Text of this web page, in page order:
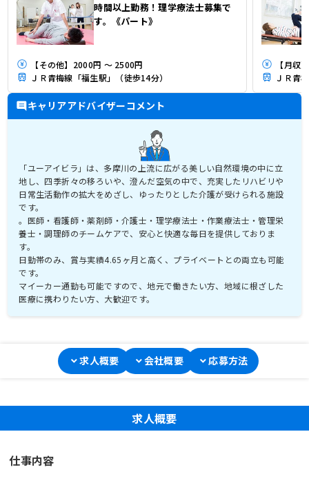
時間以上勤務！理学療法士募集で
す。《パート》
【その他】2000円 ～ 2500円
ＪＲ青梅線「福生駅」（徒歩14分）
【月収
ＪＲ青
キャリアアドバイザーコメント
「ユーアイビラ」は、多摩川の上流に広がる美しい自然環境の中に立
地し、四季折々の移ろいや、澄んだ空気の中で、充実したリハビリや
日常生活動作の拡大をめざし、ゆったりとした介護が受けられる施設
です。
。医師・看護師・薬剤師・介護士・理学療法士・作業療法士・管理栄
養士・調理師のチームケアで、安心と快適な毎日を提供しておりま
す。
日勤帯のみ、賞与実績4.65ヶ月と高く、プライベートとの両立も可能
です。
マイーカー通勤も可能ですので、地元で働きたい方、地域に根ざした
医療に携わりたい方、大歓迎です。
求人概要 会社概要 応募方法
求人概要
仕事内容